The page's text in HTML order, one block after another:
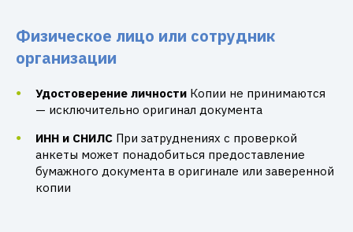
Физическое лицо или сотрудник
организации
Удостоверение личности Копии не принимаются
— исключительно оригинал документа
ИНН и СНИЛС При затруднениях с проверкой
анкеты может понадобиться предоставление
бумажного документа в оригинале или заверенной
копии